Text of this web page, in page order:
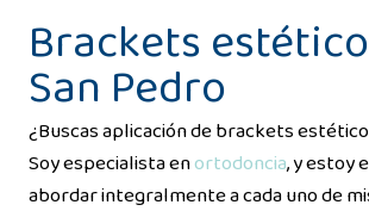
Brackets
San Pedro
¿Buscas aplicación de brackets
Soy especialista enortodoncia, y estoy
abordar integralmente a cada uno de